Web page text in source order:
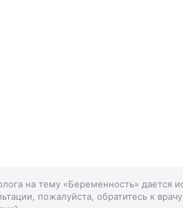
на тему «Беременность» дается
пожалуйста, обратитесь к